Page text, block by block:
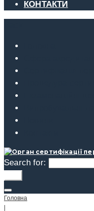
КОНТАКТИ
Search for:
Головна